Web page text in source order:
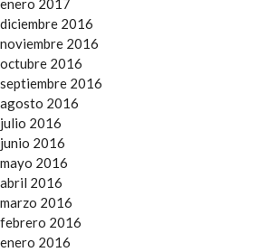
enero 2017
diciembre 2016
noviembre 2016
octubre 2016
septiembre 2016
agosto 2016
julio 2016
junio 2016
mayo 2016
abril 2016
marzo 2016
febrero 2016
enero 2016